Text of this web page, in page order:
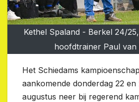
Kethel Spaland - Berkel 24/
hoofdtrainer Paul van
Het Schiedams
aankomende donderdag 22 en
augustus neer bij regerend